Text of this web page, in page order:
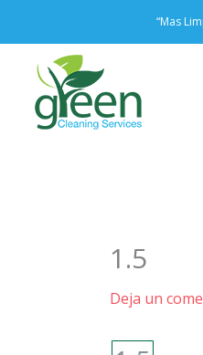
contenido
“Mas
1.5
Deja un